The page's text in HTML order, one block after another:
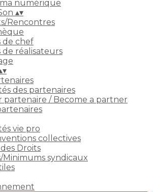
numérique
▴▾
Rencontres
de chef
de réalisateurs
▾
des partenaires
partenaire / Become a partner
vie pro
collectives
Droits
Minimums syndicaux